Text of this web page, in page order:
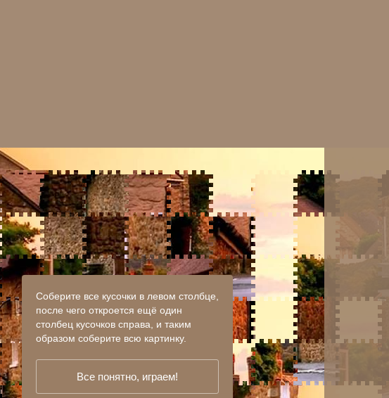
Соберите все кусочки в левом столбце,
после чего откроется ещё один
столбец кусочков справа, и таким
образом соберите всю картинку.
Все понятно, играем!